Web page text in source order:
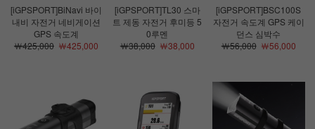
[iGPSPORT]BiNavi 바이
내비 자전거 네비게이션
GPS 속도계
￦425,000￦425,000
[iGPSPORT]TL30 스마
트 제동 자전거 후미등 5
0루멘
￦38,000￦38,000
[iGPSPORT]BSC100S
자전거 속도계 GPS 케이
던스 심박수
￦56,000￦56,000